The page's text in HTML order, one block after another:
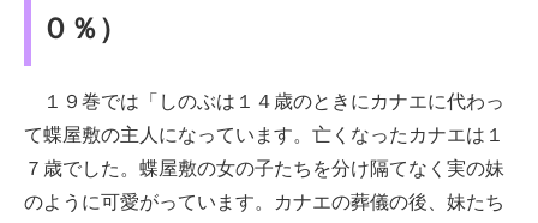
０％）
１９巻では「​​しのぶは１４歳のときにカナエに代わっ
て蝶屋敷の主人になっています。亡くなったカナエは１
７歳でした。蝶屋敷の女の子たちを分け隔てなく実の妹
のように可愛がっています。カナエの葬儀の後、妹たち